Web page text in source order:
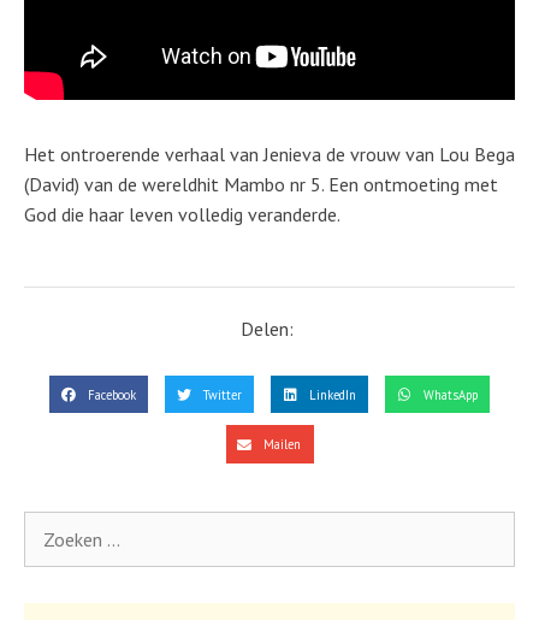
Het ontroerende verhaal van Jenieva de vrouw van Lou Bega
(David) van de wereldhit Mambo nr 5. Een ontmoeting met
God die haar leven volledig veranderde.
Delen:
Facebook Twitter LinkedIn WhatsApp
Mailen